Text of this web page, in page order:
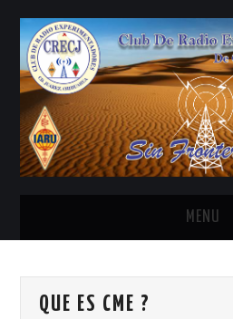
MENU
ANTENAS Y ACCESORIOS
QUE ES CME ?